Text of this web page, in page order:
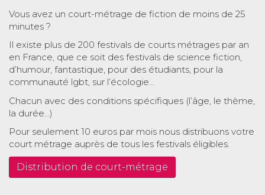
Vous avez un court-métrage de fiction de moins de 25
minutes ?
Il existe plus de 200 festivals de courts métrages par an
en France, que ce soit des festivals de science fiction,
d’humour, fantastique, pour des étudiants, pour la
communauté lgbt, sur l’écologie…
Chacun avec des conditions spécifiques (l’âge, le thème,
la durée…)
Pour seulement 10 euros par mois nous distribuons votre
court métrage auprès de tous les festivals éligibles.
Distribution de court-métrage